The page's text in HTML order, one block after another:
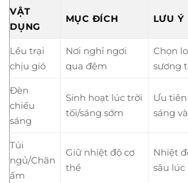
VẬT
DỤNG
MỤC ĐÍCH LƯU Ý
Lều trại
chịu gió
Nơi nghỉ ngơi
qua đêm
Chọn
sương
Đèn
chiếu
sáng
Sinh hoạt lúc trời
tối/sáng sớm
Ưu
sáng
Túi
ngủ/Chăn
ấm
Giữ nhiệt độ cơ
thể
Nhiệt
sâu